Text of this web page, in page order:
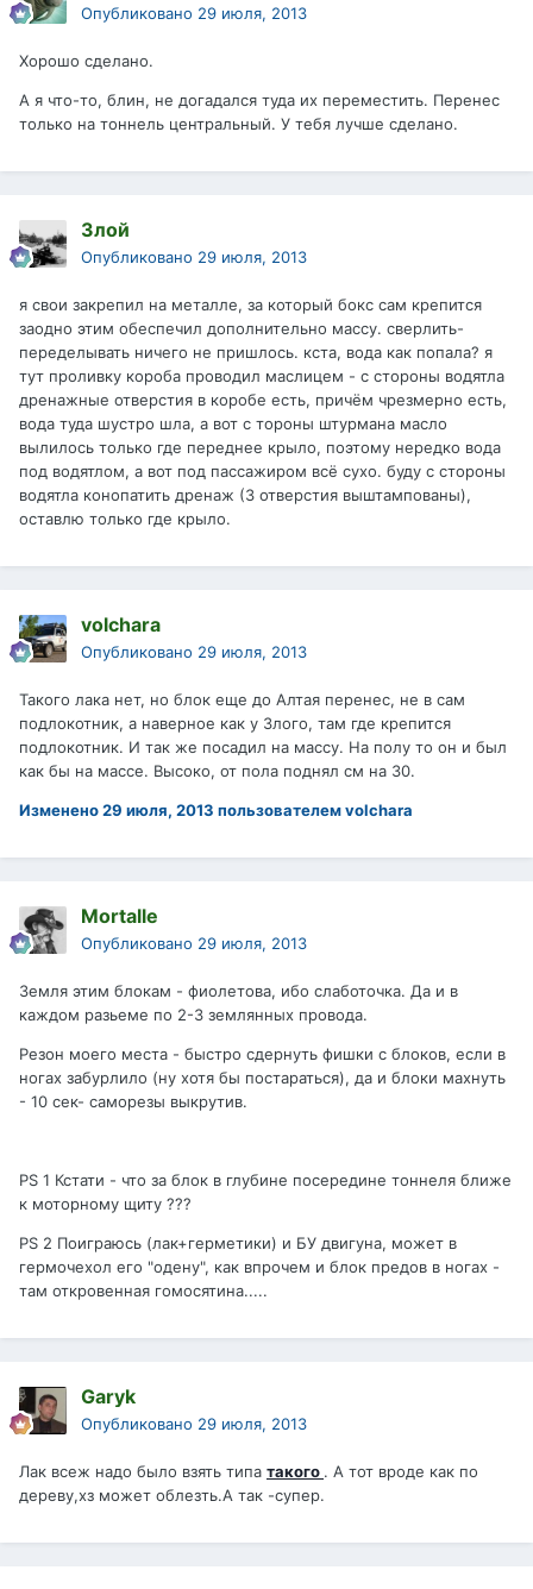
Опубликовано 29 июля, 2013
Хорошо сделано.
А я что-то, блин, не догадался туда их переместить. Перенес
только на тоннель центральный. У тебя лучше сделано.
Злой
Опубликовано 29 июля, 2013
я свои закрепил на металле, за который бокс сам крепится
заодно этим обеспечил дополнительно массу. сверлить-
переделывать ничего не пришлось. кста, вода как попала? я
тут проливку короба проводил маслицем - с стороны водятла
дренажные отверстия в коробе есть, причём чрезмерно есть,
вода туда шустро шла, а вот с тороны штурмана масло
вылилось только где переднее крыло, поэтому нередко вода
под водятлом, а вот под пассажиром всё сухо. буду с стороны
водятла конопатить дренаж (3 отверстия выштампованы),
оставлю только где крыло.
volchara
Опубликовано 29 июля, 2013
Такого лака нет, но блок еще до Алтая перенес, не в сам
подлокотник, а наверное как у Злого, там где крепится
подлокотник. И так же посадил на массу. На полу то он и был
как бы на массе. Высоко, от пола поднял см на 30.
Изменено29 июля, 2013 пользователем volchara
Mortalle
Опубликовано 29 июля, 2013
Земля этим блокам - фиолетова, ибо слаботочка. Да и в
каждом разьеме по 2-3 землянных провода.
Резон моего места - быстро сдернуть фишки с блоков, если в
ногах забурлило (ну хотя бы постараться), да и блоки махнуть
- 10 сек- саморезы выкрутив.
PS 1 Кстати - что за блок в глубине посередине тоннеля ближе
к моторному щиту ???
PS 2 Поиграюсь (лак+герметики) и БУ двигуна, может в
гермочехол его "одену", как впрочем и блок предов в ногах -
там откровенная гомосятина.....
Garyk
Опубликовано 29 июля, 2013
Лак всеж надо было взять типа такого . А тот вроде как по
дереву,хз может облезть.А так -супер.